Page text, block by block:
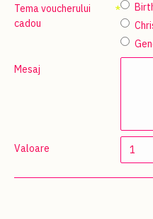
Tema voucherului
cadou
Mesaj
Valoare